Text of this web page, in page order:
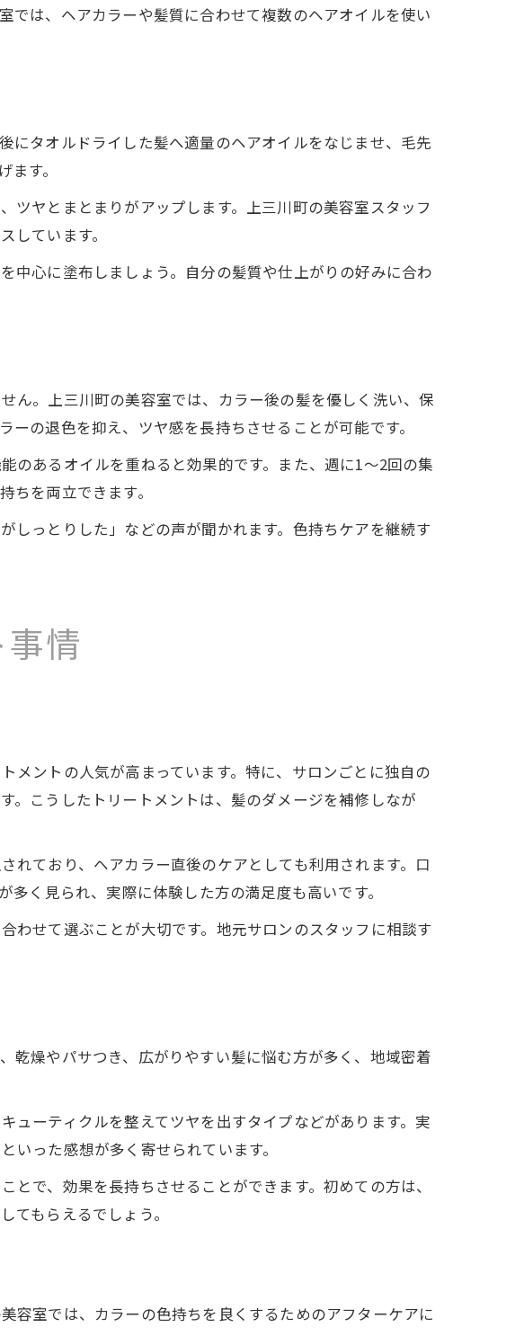
活用術まとめ
では、ヘアカラーや髪質に合わせて複数のヘアオイルを使い
にタオルドライした髪へ適量のヘアオイルをなじませ、毛先
す。
ヤとまとまりがアップします。上三川町の美容室スタッフ
しています。
中心に塗布しましょう。自分の髪質や仕上がりの好みに合わ
ん。上三川町の美容室では、カラー後の髪を優しく洗い、保
の退色を抑え、ツヤ感を長持ちさせることが可能です。
のあるオイルを重ねると効果的です。また、週に1〜2回の集
を両立できます。
しっとりした」などの声が聞かれます。色持ちケアを継続す
情
メントの人気が高まっています。特に、サロンごとに独自の
。こうしたトリートメントは、髪のダメージを補修しなが
ており、ヘアカラー直後のケアとしても利用されます。口
く見られ、実際に体験した方の満足度も高いです。
わせて選ぶことが大切です。地元サロンのスタッフに相談す
乾燥やパサつき、広がりやすい髪に悩む方が多く、地域密着
ューティクルを整えてツヤを出すタイプなどがあります。実
った感想が多く寄せられています。
で、効果を長持ちさせることができます。初めての方は、
てもらえるでしょう。
容室では、カラーの色持ちを良くするためのアフターケアに